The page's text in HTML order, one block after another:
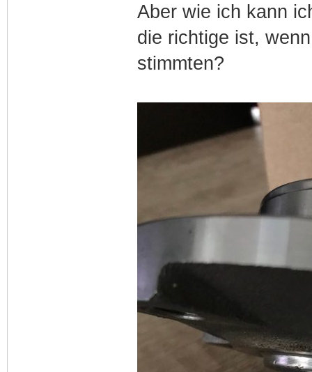
Aber wie ich kann
die richtige ist,
stimmten?